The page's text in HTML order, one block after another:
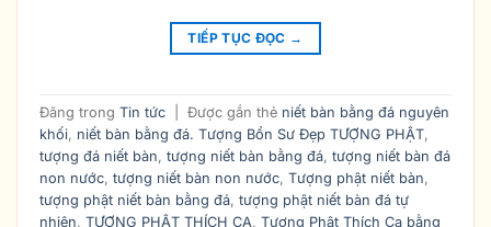
TIẾP TỤC ĐỌC →
Đăng trong Tin tức Được gắn thẻ niết bàn bằng đá nguyên
khối, niết bàn bằng đá. Tượng Bổn Sư Đẹp TƯỢNG PHẬT,
tượng đá niết bàn, tượng niết bàn bằng đá, tượng niết bàn đá
non nước, tượng niết bàn non nước, Tượng phật niết bàn,
tượng phật niết bàn bằng đá, tượng phật niết bàn đá tự
nhiên, TƯỢNG PHẬT THÍCH CA, Tượng Phật Thích Ca bằng